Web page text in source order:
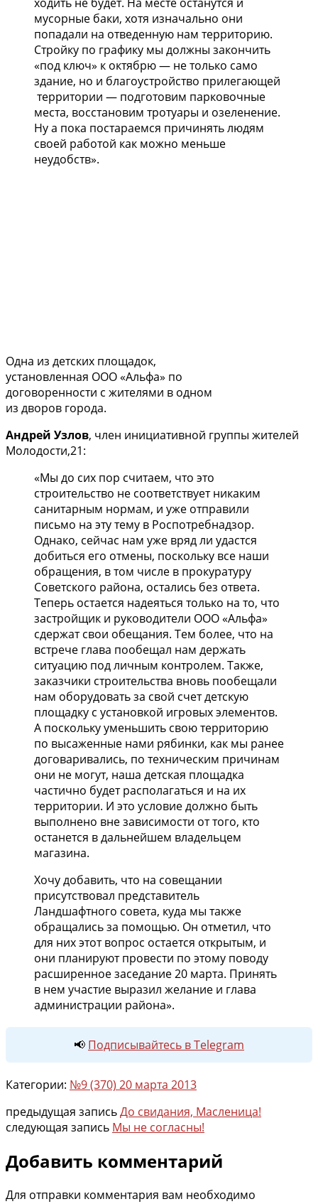
мусорные баки, хотя изначально они
попадали на отведенную нам территорию.
Стройку по графику мы должны закончить
«под ключ» к октябрю — не только само
здание, но и благоустройство прилегающей
территории — подготовим парковочные
места, восстановим тротуары и озеленение.
Ну а пока постараемся причинять людям
своей работой как можно меньше
неудобств».
Одна из детских площадок,
установленная ООО «Альфа» по
договоренности с жителями в одном
из дворов города.
Андрей Узлов, член инициативной группы жителей
Молодости,21:
«Мы до сих пор считаем, что это
строительство не соответствует никаким
санитарным нормам, и уже отправили
письмо на эту тему в Роспотребнадзор.
Однако, сейчас нам уже вряд ли удастся
добиться его отмены, поскольку все наши
обращения, в том числе в прокуратуру
Советского района, остались без ответа.
Теперь остается надеяться только на то, что
застройщик и руководители ООО «Альфа»
сдержат свои обещания. Тем более, что на
встрече глава пообещал нам держать
ситуацию под личным контролем. Также,
заказчики строительства вновь пообещали
нам оборудовать за свой счет детскую
площадку с установкой игровых элементов.
А поскольку уменьшить свою территорию
по высаженные нами рябинки, как мы ранее
договаривались, по техническим причинам
они не могут, наша детская площадка
частично будет располагаться и на их
территории. И это условие должно быть
выполнено вне зависимости от того, кто
останется в дальнейшем владельцем
магазина.
Хочу добавить, что на совещании
присутствовал представитель
Ландшафтного совета, куда мы также
обращались за помощью. Он отметил, что
для них этот вопрос остается открытым, и
они планируют провести по этому поводу
расширенное заседание 20 марта. Принять
в нем участие выразил желание и глава
администрации района».
📢 Подписывайтесь в Telegram
Категории: №9 (370) 20 марта 2013
предыдущая записьДо свидания, Масленица!
следующая запись Мы не согласны!
Добавить комментарий
Для отправки комментария вам необходимо